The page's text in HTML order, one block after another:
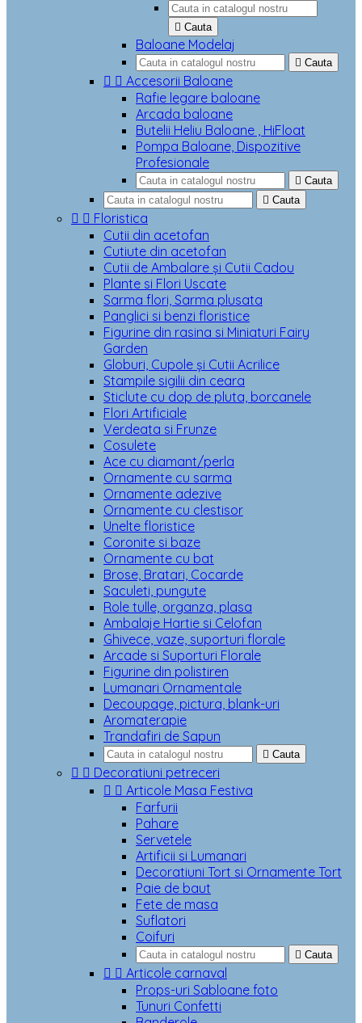
 Cauta
Baloane Modelaj
 Cauta
  Accesorii Baloane
Rafie legare baloane
Arcada baloane
Butelii Heliu Baloane , HiFloat
Pompa Baloane, Dispozitive
Profesionale
 Cauta
 Cauta
  Floristica
Cutii din acetofan
Cutiute din acetofan
Cutii de Ambalare și Cutii Cadou
Plante si Flori Uscate
Sarma flori, Sarma plusata
Panglici si benzi floristice
Figurine din rasina si Miniaturi Fairy
Garden
Globuri, Cupole și Cutii Acrilice
Stampile sigilii din ceara
Sticlute cu dop de pluta, borcanele
Flori Artificiale
Verdeata si Frunze
Cosulete
Ace cu diamant/perla
Ornamente cu sarma
Ornamente adezive
Ornamente cu clestisor
Unelte floristice
Coronite si baze
Ornamente cu bat
Brose, Bratari, Cocarde
Saculeti, pungute
Role tulle, organza, plasa
Ambalaje Hartie si Celofan
Ghivece, vaze, suporturi florale
Arcade si Suporturi Florale
Figurine din polistiren
Lumanari Ornamentale
Decoupage, pictura, blank-uri
Aromaterapie
Trandafiri de Sapun
 Cauta
  Decoratiuni petreceri
  Articole Masa Festiva
Farfurii
Pahare
Servetele
Artificii si Lumanari
Decoratiuni Tort si Ornamente Tort
Paie de baut
Fete de masa
Suflatori
Coifuri
 Cauta
  Articole carnaval
Props-uri Sabloane foto
Tunuri Confetti